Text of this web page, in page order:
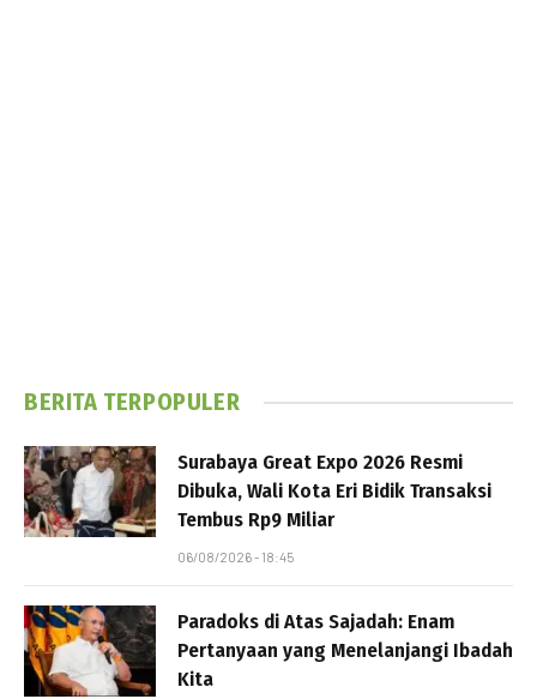
BERITA TERPOPULER
Surabaya Great Expo 2026 Resmi
Dibuka, Wali Kota Eri Bidik Transaksi
Tembus Rp9 Miliar
06/08/2026 - 18:45
Paradoks di Atas Sajadah: Enam
Pertanyaan yang Menelanjangi Ibadah
Kita